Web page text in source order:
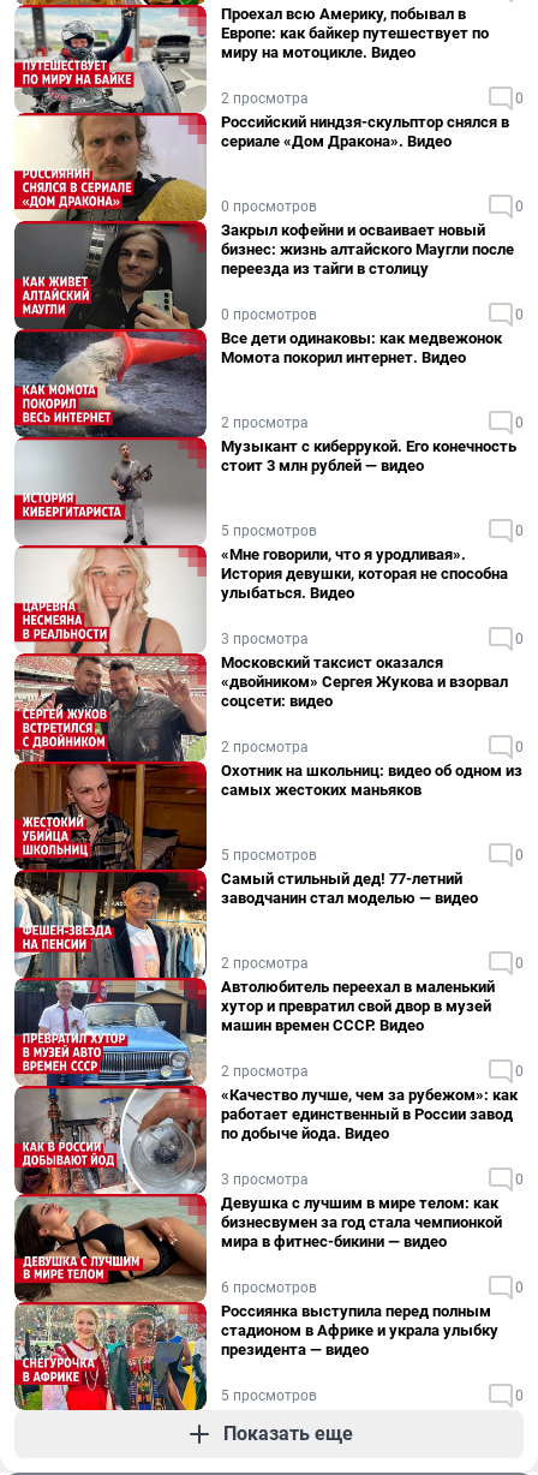
Проехал всю Америку, побывал в
Европе: как байкер путешествует по
миру на мотоцикле. Видео
2 просмотра 0
Российский ниндзя-скульптор снялся в
сериале «Дом Дракона». Видео
0 просмотров 0
Закрыл кофейни и осваивает новый
бизнес: жизнь алтайского Маугли после
переезда из тайги в столицу
0 просмотров 0
Все дети одинаковы: как медвежонок
Момота покорил интернет. Видео
2 просмотра 0
Музыкант с киберрукой. Его конечность
стоит 3 млн рублей — видео
5 просмотров 0
«Мне говорили, что я уродливая».
История девушки, которая не способна
улыбаться. Видео
3 просмотра 0
Московский таксист оказался
«двойником» Сергея Жукова и взорвал
соцсети: видео
2 просмотра 0
Охотник на школьниц: видео об одном из
самых жестоких маньяков
5 просмотров 0
Самый стильный дед! 77-летний
заводчанин стал моделью — видео
2 просмотра 0
Автолюбитель переехал в маленький
хутор и превратил свой двор в музей
машин времен СССР. Видео
2 просмотра 0
«Качество лучше, чем за рубежом»: как
работает единственный в России завод
по добыче йода. Видео
3 просмотра 0
Девушка с лучшим в мире телом: как
бизнесвумен за год стала чемпионкой
мира в фитнес-бикини — видео
6 просмотров 0
Россиянка выступила перед полным
стадионом в Африке и украла улыбку
президента — видео
5 просмотров 0
Показать еще